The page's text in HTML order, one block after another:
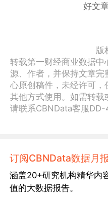
好文
版
转载第一财经商业数据
源、作者，并保持文章完
心原创稿件，未经许可
其他方式使用。如需转载
请联系CBNData客服DD-
订阅CBNData数据月
涵盖20+研究机构精华内
值的大数据报告。